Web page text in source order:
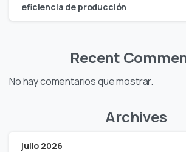
eficiencia de producción
Recent
No hay comentarios que mostrar.
Archives
julio 2026